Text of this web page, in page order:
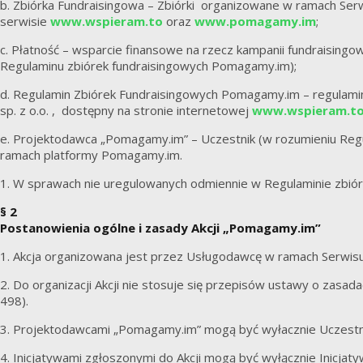
b. Zbiórka Fundraisingowa – Zbiórki organizowane w ramach
serwisie www.wspieram.to oraz www.pomagamy.im;
c. Płatność – wsparcie finansowe na rzecz kampanii
Regulaminu zbiórek fundraisingowych Pomagamy.im);
d. Regulamin Zbiórek Fundraisingowych Pomagamy.im –
sp. z o.o. , dostępny na stronie internetowej
e. Projektodawca „Pomagamy.im” – Uczestnik (w rozumieniu
ramach platformy Pomagamy.im.
1. W sprawach nie uregulowanych odmiennie w Regulaminie
§ 2
Postanowienia ogólne i zasady Akcji „Pomagamy.im”
1. Akcja organizowana jest przez Usługodawcę w ramach
2. Do organizacji Akcji nie stosuje się przepisów ustawy o
498).
3. Projektodawcami „Pomagamy.im” mogą być wyłacznie
4. Inicjatywami zgłoszonymi do Akcji mogą być wyłącznie